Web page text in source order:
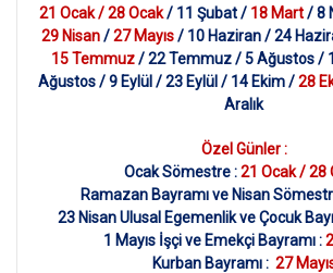
21 Ocak / 28 Ocak/ 11 Şubat / 18 Mart/ 8
29 Nisan/27 Mayıs/ 10 Haziran / 24
15 Temmuz/ 22 Temmuz / 5 Ağustos /
Ağustos / 9 Eylül / 23 Eylül / 14 Ekim /28
Aralık
Özel Günler :
Ocak Sömestre :21 Ocak / 28
Ramazan Bayramı ve Nisan
23 Nisan Ulusal Egemenlik ve Çocuk
1 Mayıs İşçi ve Emekçi Bayramı :
Kurban Bayramı : 27